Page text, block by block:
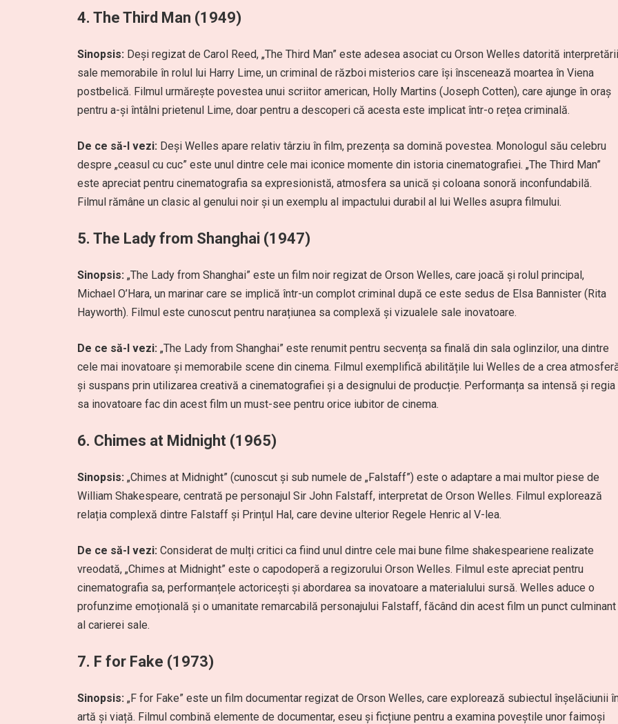
4. The Third Man (1949)
Sinopsis: Deși regizat de Carol Reed, „The Third Man” este adesea asociat cu Orson Welles datorită interpretării
sale memorabile în rolul lui Harry Lime, un criminal de război misterios care își înscenează moartea în Viena
postbelică. Filmul urmărește povestea unui scriitor american, Holly Martins (Joseph Cotten), care ajunge în oraș
pentru a-și întâlni prietenul Lime, doar pentru a descoperi că acesta este implicat într-o rețea criminală.
De ce să-l vezi: Deși Welles apare relativ târziu în film, prezența sa domină povestea. Monologul său celebru
despre „ceasul cu cuc” este unul dintre cele mai iconice momente din istoria cinematografiei. „The Third Man”
este apreciat pentru cinematografia sa expresionistă, atmosfera sa unică și coloana sonoră inconfundabilă.
Filmul rămâne un clasic al genului noir și un exemplu al impactului durabil al lui Welles asupra filmului.
5. The Lady from Shanghai (1947)
Sinopsis: „The Lady from Shanghai” este un film noir regizat de Orson Welles, care joacă și rolul principal,
Michael O’Hara, un marinar care se implică într-un complot criminal după ce este sedus de Elsa Bannister (Rita
Hayworth). Filmul este cunoscut pentru narațiunea sa complexă și vizualele sale inovatoare.
De ce să-l vezi: „The Lady from Shanghai” este renumit pentru secvența sa finală din sala oglinzilor, una dintre
cele mai inovatoare și memorabile scene din cinema. Filmul exemplifică abilitățile lui Welles de a crea
și suspans prin utilizarea creativă a cinematografiei și a designului de producție. Performanța sa intensă și regia
sa inovatoare fac din acest film un must-see pentru orice iubitor de cinema.
6. Chimes at Midnight (1965)
Sinopsis: „Chimes at Midnight” (cunoscut și sub numele de „Falstaff”) este o adaptare a mai multor piese de
William Shakespeare, centrată pe personajul Sir John Falstaff, interpretat de Orson Welles. Filmul explorează
relația complexă dintre Falstaff și Prințul Hal, care devine ulterior Regele Henric al V-lea.
De ce să-l vezi: Considerat de mulți critici ca fiind unul dintre cele mai bune filme shakespeariene realizate
vreodată, „Chimes at Midnight” este o capodoperă a regizorului Orson Welles. Filmul este apreciat pentru
cinematografia sa, performanțele actoricești și abordarea sa inovatoare a materialului sursă. Welles aduce o
profunzime emoțională și o umanitate remarcabilă personajului Falstaff, făcând din acest film un punct culminant
al carierei sale.
7. F for Fake (1973)
Sinopsis: „F for Fake” este un film documentar regizat de Orson Welles, care explorează subiectul înșelăciunii
artă și viață. Filmul combină elemente de documentar, eseu și ficțiune pentru a examina poveștile unor faimoși